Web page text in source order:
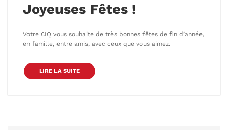
Joyeuses Fêtes !
Votre CIQ vous souhaite de très bonnes fêtes de fin d’année,
en famille, entre amis, avec ceux que vous aimez.
LIRE LA SUITE